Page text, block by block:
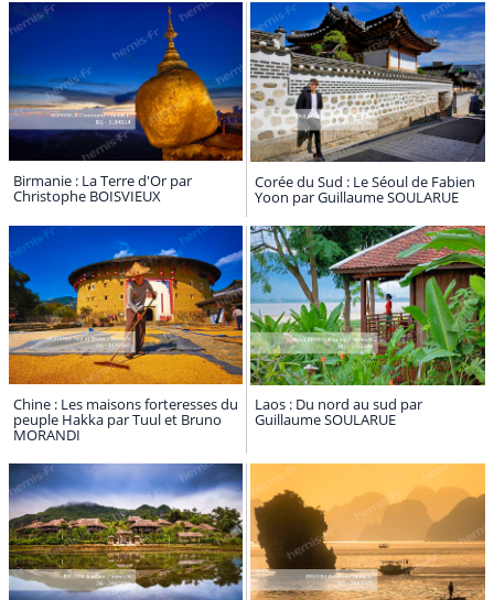
Birmanie : La Terre d'Or par
Christophe BOISVIEUX
Corée du Sud : Le Séoul de Fabien
Yoon par Guillaume SOULARUE
Chine : Les maisons forteresses du
peuple Hakka par Tuul et Bruno
MORANDI
Laos : Du nord au sud par
Guillaume SOULARUE